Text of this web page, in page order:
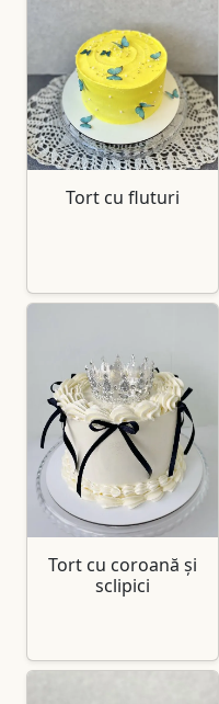
Tort cu fluturi
Tort cu coroană și
sclipici